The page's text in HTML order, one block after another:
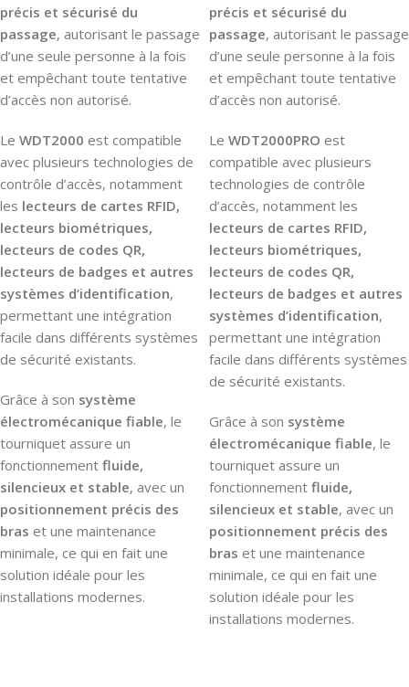
précis et sécurisé du
passage, autorisant le passage
d’une seule personne à la fois
et empêchant toute tentative
d’accès non autorisé.
Le WDT2000 est compatible
avec plusieurs technologies de
contrôle d’accès, notamment
les lecteurs de cartes RFID,
lecteurs biométriques,
lecteurs de codes QR,
lecteurs de badges et autres
systèmes d’identification,
permettant une intégration
facile dans différents systèmes
de sécurité existants.
Grâce à son système
électromécanique fiable, le
tourniquet assure un
fonctionnement fluide,
silencieux et stable, avec un
positionnement précis des
bras et une maintenance
minimale, ce qui en fait une
solution idéale pour les
installations modernes.
précis et sécurisé du
passage, autorisant le passage
d’une seule personne à la fois
et empêchant toute tentative
d’accès non autorisé.
Le WDT2000PRO est
compatible avec plusieurs
technologies de contrôle
d’accès, notamment les
lecteurs de cartes RFID,
lecteurs biométriques,
lecteurs de codes QR,
lecteurs de badges et autres
systèmes d’identification,
permettant une intégration
facile dans différents systèmes
de sécurité existants.
Grâce à son système
électromécanique fiable, le
tourniquet assure un
fonctionnement fluide,
silencieux et stable, avec un
positionnement précis des
bras et une maintenance
minimale, ce qui en fait une
solution idéale pour les
installations modernes.